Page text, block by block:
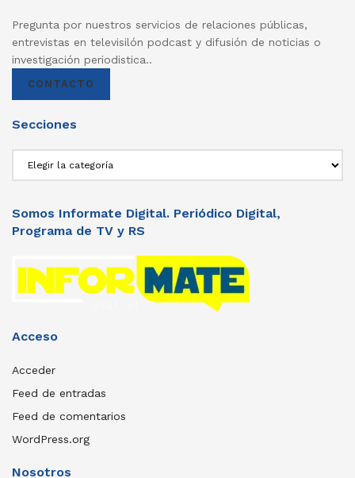
Pregunta por nuestros servicios de relaciones públicas,
entrevistas en televisilón podcast y difusión de noticias o
investigación periodistica..
CONTACTO
Secciones
Somos Informate Digital. Periódico Digital,
Programa de TV y RS
Acceso
Acceder
Feed de entradas
Feed de comentarios
WordPress.org
Nosotros